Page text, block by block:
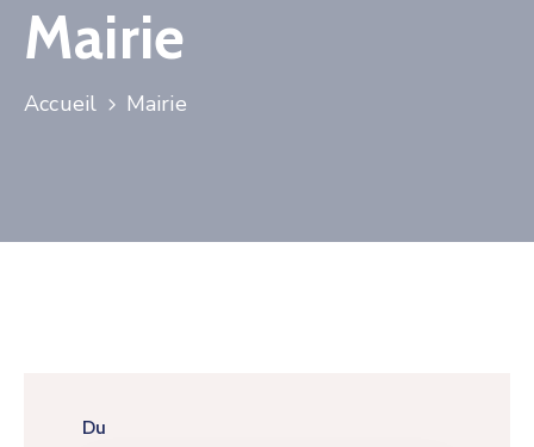
Manifestations
Vie
Municipale
Mairie
Accueil Mairie
Du